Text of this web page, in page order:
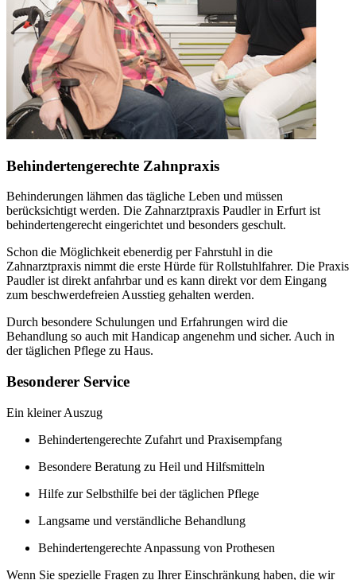
Behindertengerechte Zahnpraxis
Behinderungen lähmen das tägliche Leben und müssen
berücksichtigt werden. Die Zahnarztpraxis Paudler in Erfurt ist
behindertengerecht eingerichtet und besonders geschult.
Schon die Möglichkeit ebenerdig per Fahrstuhl in die
Zahnarztpraxis nimmt die erste Hürde für Rollstuhlfahrer. Die Praxis
Paudler ist direkt anfahrbar und es kann direkt vor dem Eingang
zum beschwerdefreien Ausstieg gehalten werden.
Durch besondere Schulungen und Erfahrungen wird die
Behandlung so auch mit Handicap angenehm und sicher. Auch in
der täglichen Pflege zu Haus.
Besonderer Service
Ein kleiner Auszug
Behindertengerechte Zufahrt und Praxisempfang
Besondere Beratung zu Heil und Hilfsmitteln
Hilfe zur Selbsthilfe bei der täglichen Pflege
Langsame und verständliche Behandlung
Behindertengerechte Anpassung von Prothesen
Wenn Sie spezielle Fragen zu Ihrer Einschränkung haben, die wir